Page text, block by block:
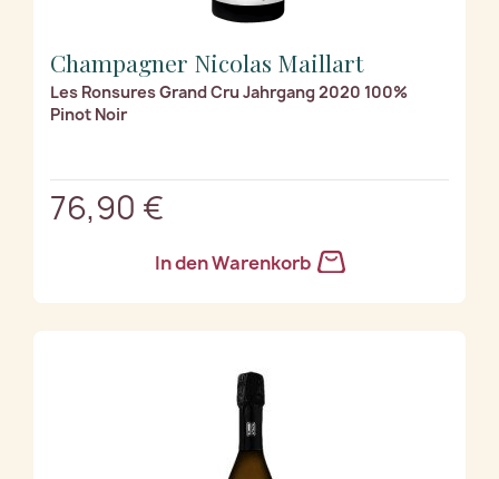
Champagner Nicolas Maillart
Les Ronsures Grand Cru Jahrgang 2020 100%
Pinot Noir
76,90 €
In den Warenkorb